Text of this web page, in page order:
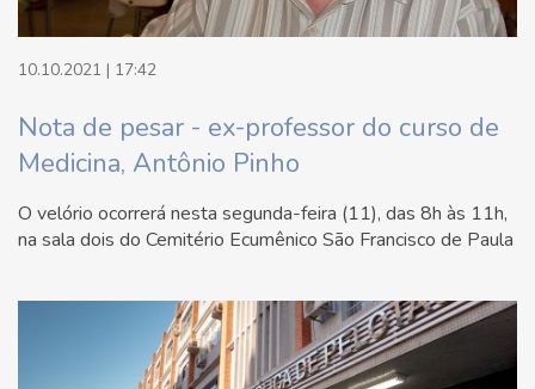
10.10.2021 | 17:42
Nota de pesar - ex-professor do curso de
Medicina, Antônio Pinho
O velório ocorrerá nesta segunda-feira (11), das 8h às 11h,
na sala dois do Cemitério Ecumênico São Francisco de Paula